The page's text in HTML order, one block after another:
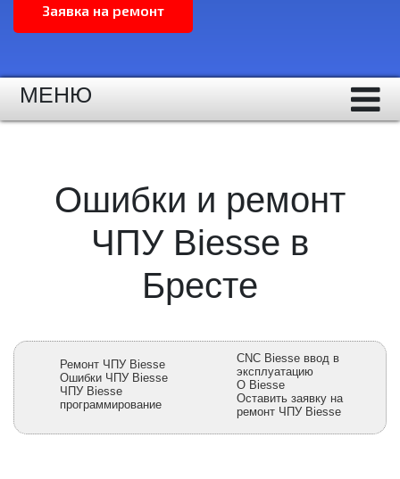
МЕНЮ
Ошибки и ремонт
ЧПУ Biesse в
Бресте
Ремонт ЧПУ Biesse
Ошибки ЧПУ Biesse
ЧПУ Biesse
программирование
CNC Biesse ввод в
эксплуатацию
О Biesse
Оставить заявку на
ремонт ЧПУ Biesse